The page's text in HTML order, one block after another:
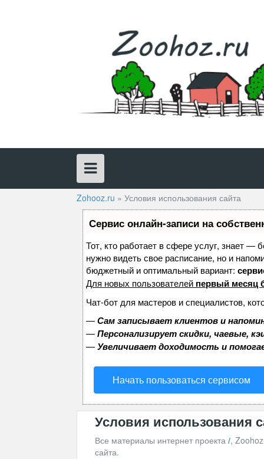
Zohooz.ru » Условия использования сайта
Сервис онлайн-записи на
Тот, кто работает в сфере услуг, знает —
нужно видеть свое расписание, но и
бюджетный и оптимальный вариант:
Для новых пользователей первый месяц
Чат-бот для мастеров и специалистов,
—Сам записывает клиентов и
—Персонализирует скидки, чаевые,
—Увеличивает доходимость и
Начать пользоваться сервисом
Условия использования
Все материалы интернет проекта /,
сайта.